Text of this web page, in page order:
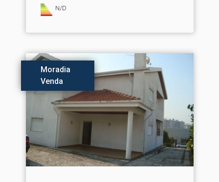
N/D
Moradia
Venda